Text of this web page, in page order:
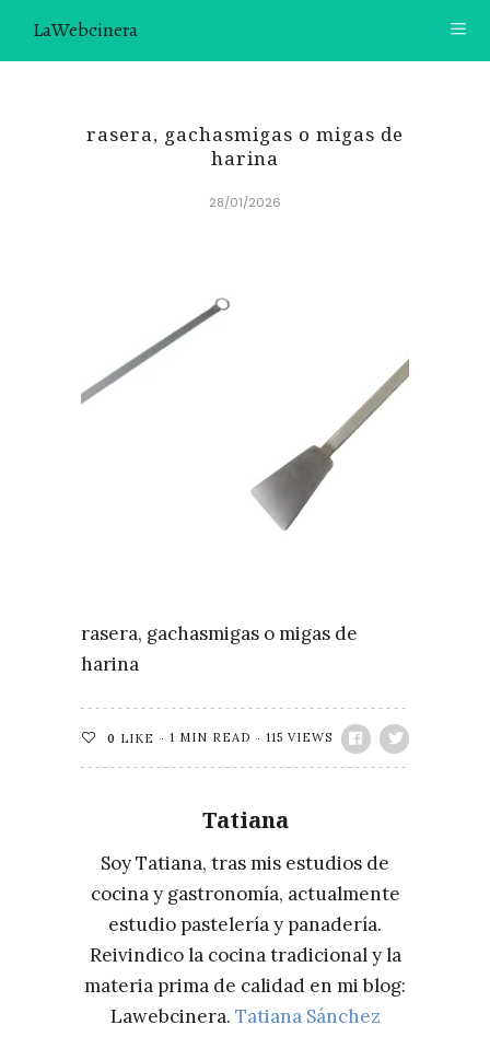
LaWebcinera
ÚNETE A LA NEWSLETTER
RECOMENDACIONES
rasera, gachasmigas o migas de
harina
28/01/2026
rasera, gachasmigas o migas de
harina
0 LIKE 1 MIN READ 115 VIEWS
Tatiana
Soy Tatiana, tras mis estudios de
cocina y gastronomía, actualmente
estudio pastelería y panadería.
Reivindico la cocina tradicional y la
materia prima de calidad en mi blog:
Lawebcinera. Tatiana Sánchez